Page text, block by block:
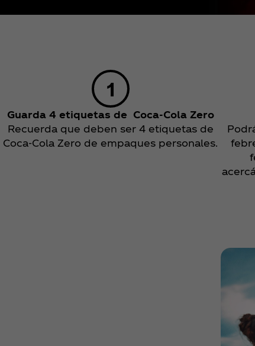
Guarda 4 etiquetas de Coca‑Cola Zero
Recuerda que deben ser 4 etiquetas de
Coca‑Cola Zero de empaques personales.